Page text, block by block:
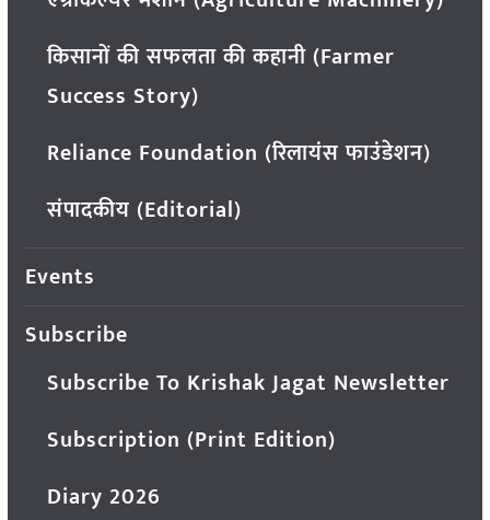
किसानों की सफलता की कहानी (Farmer
Success Story)
Reliance Foundation (रिलायंस फाउंडेशन)
संपादकीय (Editorial)
Events
Subscribe
Subscribe To Krishak Jagat Newsletter
Subscription (Print Edition)
Diary 2026